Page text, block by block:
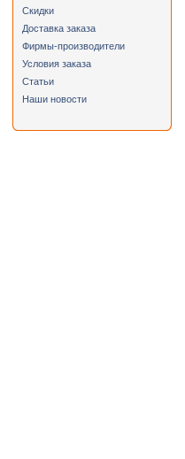
Скидки
Доставка заказа
Фирмы-производители
Условия заказа
Статьи
Наши новости